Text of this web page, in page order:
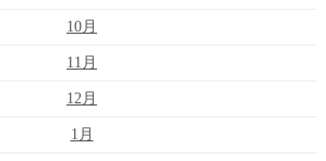
10月
11月
12月
1月